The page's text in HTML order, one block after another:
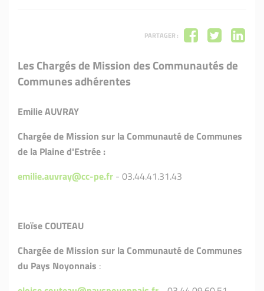
PARTAGER :
Les Chargés de Mission des Communautés de
Communes adhérentes
Emilie AUVRAY
Chargée de Mission sur la Communauté de Communes
de la Plaine d'Estrée :
emilie.auvray@cc-pe.fr - 03.44.41.31.43
Eloïse COUTEAU
Chargée de Mission sur la Communauté de Communes
du Pays Noyonnais :